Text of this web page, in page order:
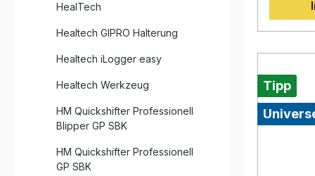
HealTech
Healtech GIPRO Halterung
Healtech iLogger easy
Healtech Werkzeug
HM Quickshifter Professionell
Blipper GP SBK
HM Quickshifter Professionell
GP SBK
bleiben
länger
pflegen
anhaltenden
Lack,
durch
Tipp